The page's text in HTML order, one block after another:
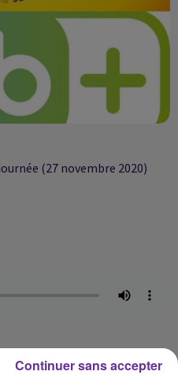
(27 novembre 2020)
Continuer sans accepter